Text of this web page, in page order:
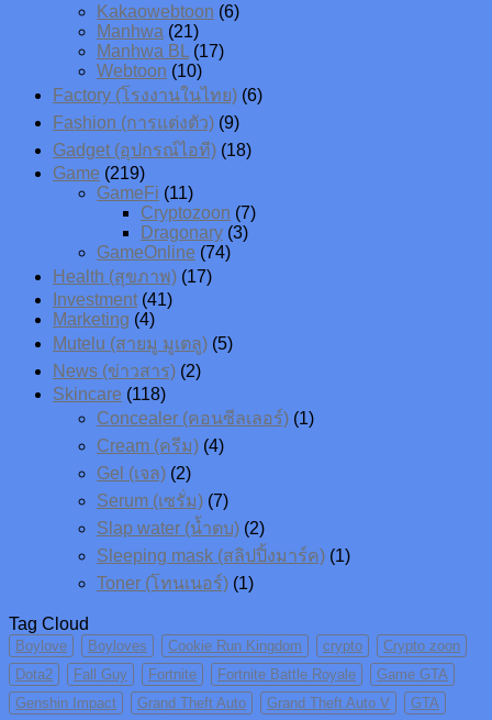
Kakaowebtoon (6)
Manhwa (21)
Manhwa BL(17)
Webtoon (10)
Factory (โรงงานในไทย) (6)
Fashion (การแต่งตัว) (9)
Gadget (อุปกรณ์ไอที) (18)
Game (219)
GameFi (11)
Cryptozoon (7)
Dragonary (3)
GameOnline (74)
Health (สุขภาพ) (17)
Investment(41)
Marketing (4)
Mutelu (สายมู มูเตลู) (5)
News (ข่าวสาร) (2)
Skincare (118)
Concealer (คอนซีลเลอร์) (1)
Cream (ครีม) (4)
Gel (เจล) (2)
Serum (เซรั่ม) (7)
Slap water (น้ำตบ) (2)
Sleeping mask (สลิปปิ้งมาร์ค) (1)
Toner (โทนเนอร์) (1)
Tag Cloud
Boylove Boyloves Cookie Run Kingdom crypto
Crypto zoon
Dota2
Fall Guy Fortnite Fortnite Battle Royale
Game GTA
Genshin Impact
Grand Theft Auto Grand Theft Auto V
GTA